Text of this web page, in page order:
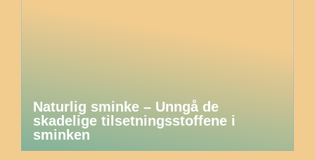
Naturlig sminke – Unngå de
skadelige tilsetningsstoffene i
sminken